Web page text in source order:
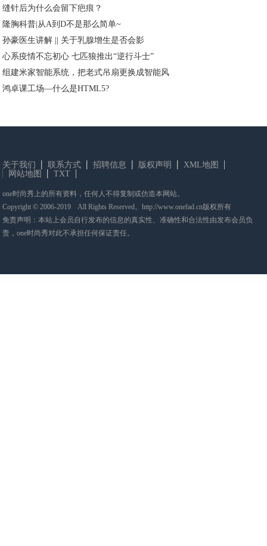
缝针后为什么会留下疤痕？
隆胸科普|从A到D不是那么简单~
孙豪医生讲解 || 关于乳腺增生是否会影
心系疫情不忘初心 七匹狼推出“逆行斗士”
组建米家智能系统，把老式吊扇更换成智能风
鸿卓课工场—什么是HTML5?
关于我们 联系方式 招聘信息 版权声明
XML地图
网站地图
TXT
one时尚秀上的所有资料，任何人不得复制或仿造本网站。
Copyright © 2006-2019 All Rights Reserved。http://www.onefad.cn版权所有
免责声明：本站上会员自行发布的信息的真实性、准确性和合法性由发布会员负
责，one时尚秀对此不承担任何保证责任。